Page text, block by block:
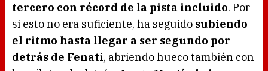
tercero con récord de la pista incluido. Por
si esto no era suficiente, ha seguido subiendo
el ritmo hasta llegar a ser segundo por
detrás de Fenati, abriendo hueco también con